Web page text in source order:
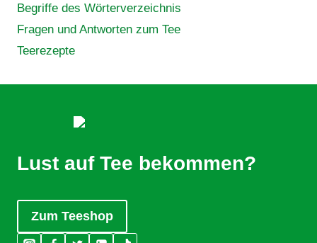
Begriffe des Wörterverzeichnis
Fragen und Antworten zum Tee
Teerezepte
Lust auf Tee bekommen?
Zum Teeshop